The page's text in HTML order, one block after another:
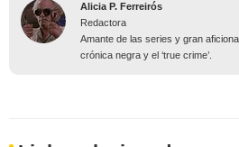
Alicia P. Ferreirós
Redactora
Amante de las series y gran
crónica negra y el ‘true crime’.